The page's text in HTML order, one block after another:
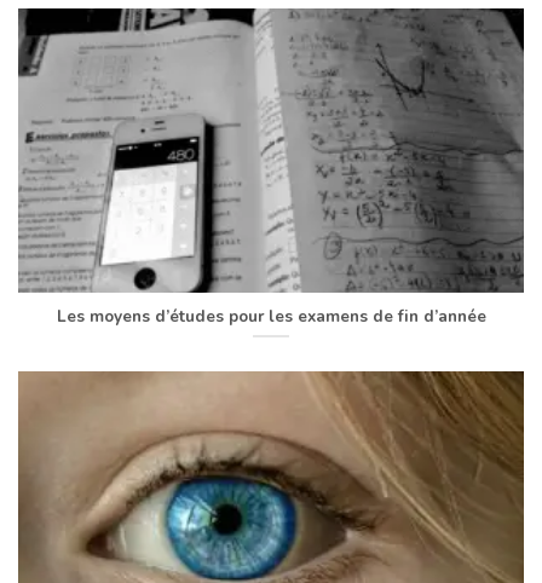
Les moyens d’études pour les examens de fin d’année